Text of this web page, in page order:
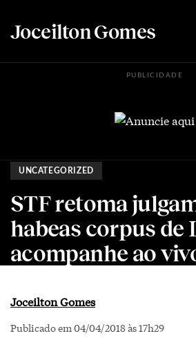
Joceilton Gomes
PUBLICIDADE
UNCATEGORIZED
STF retoma
habeas corpus de
acompanhe ao
Joceilton Gomes
Publicado em 04/04/2018 às 17h29